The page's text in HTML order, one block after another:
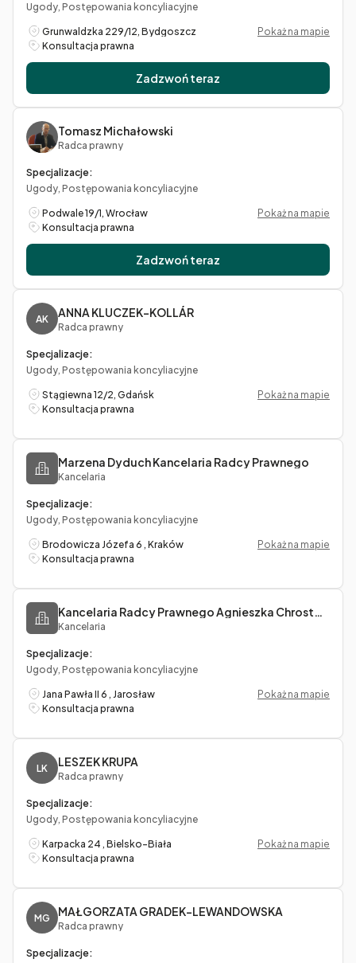
Ugody, Postępowania koncyliacyjne
Grunwaldzka 229/12, Bydgoszcz
Pokaż na mapie
Konsultacja prawna
Zadzwoń teraz
Tomasz Michałowski
Radca prawny
Specjalizacje:
Ugody, Postępowania koncyliacyjne
Podwale 19/1, Wrocław
Pokaż na mapie
Konsultacja prawna
Zadzwoń teraz
AK ANNA KLUCZEK-KOLLÁR
Radca prawny
Specjalizacje:
Ugody, Postępowania koncyliacyjne
Stągiewna 12/2, Gdańsk
Pokaż na mapie
Konsultacja prawna
Marzena Dyduch Kancelaria Radcy Prawnego
Kancelaria
Specjalizacje:
Ugody, Postępowania koncyliacyjne
Brodowicza Józefa 6 , Kraków
Pokaż na mapie
Konsultacja prawna
Kancelaria
Specjalizacje:
Ugody, Postępowania koncyliacyjne
Jana Pawła II 6 , Jarosław
Pokaż na mapie
Konsultacja prawna
LK LESZEK KRUPA
Radca prawny
Specjalizacje:
Ugody, Postępowania koncyliacyjne
Karpacka 24 , Bielsko-Biała
Pokaż na mapie
Konsultacja prawna
MG MAŁGORZATA GRADEK-LEWANDOWSKA
Radca prawny
Specjalizacje: